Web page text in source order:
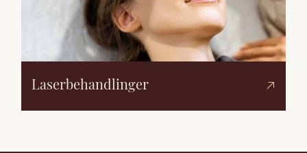
Laserbehandlinger